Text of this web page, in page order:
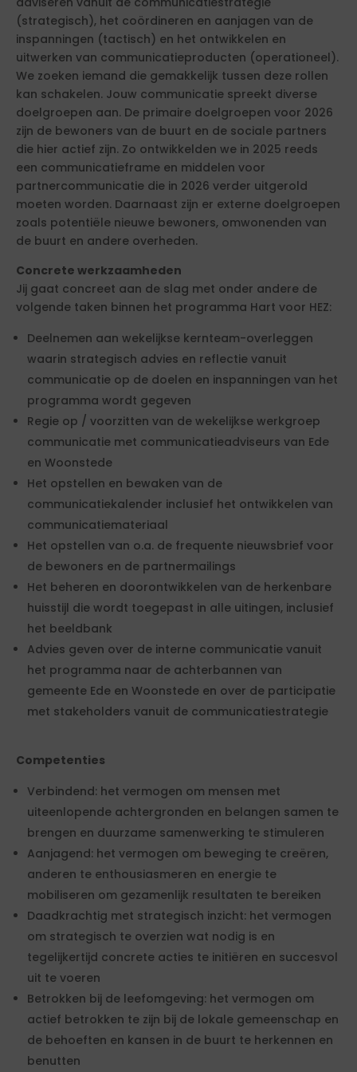
(strategisch), het coördineren en aanjagen van de
inspanningen (tactisch) en het ontwikkelen en
uitwerken van communicatieproducten (operationeel).
We zoeken iemand die gemakkelijk tussen deze rollen
kan schakelen. Jouw communicatie spreekt diverse
doelgroepen aan. De primaire doelgroepen voor 2026
zijn de bewoners van de buurt en de sociale partners
die hier actief zijn. Zo ontwikkelden we in 2025 reeds
een communicatieframe en middelen voor
partnercommunicatie die in 2026 verder uitgerold
moeten worden. Daarnaast zijn er externe doelgroepen
zoals potentiële nieuwe bewoners, omwonenden van
de buurt en andere overheden.
Concrete werkzaamheden
Jij gaat concreet aan de slag met onder andere de
volgende taken binnen het programma Hart voor HEZ:
Deelnemen aan wekelijkse kernteam-overleggen
waarin strategisch advies en reflectie vanuit
communicatie op de doelen en inspanningen van het
programma wordt gegeven
Regie op / voorzitten van de wekelijkse werkgroep
communicatie met communicatieadviseurs van Ede
en Woonstede
Het opstellen en bewaken van de
communicatiekalender inclusief het ontwikkelen van
communicatiemateriaal
Het opstellen van o.a. de frequente nieuwsbrief voor
de bewoners en de partnermailings
Het beheren en doorontwikkelen van de herkenbare
huisstijl die wordt toegepast in alle uitingen, inclusief
het beeldbank
Advies geven over de interne communicatie vanuit
het programma naar de achterbannen van
gemeente Ede en Woonstede en over de participatie
met stakeholders vanuit de communicatiestrategie
Competenties
Verbindend: het vermogen om mensen met
uiteenlopende achtergronden en belangen samen te
brengen en duurzame samenwerking te stimuleren
Aanjagend: het vermogen om beweging te creëren,
anderen te enthousiasmeren en energie te
mobiliseren om gezamenlijk resultaten te bereiken
Daadkrachtig met strategisch inzicht: het vermogen
om strategisch te overzien wat nodig is en
tegelijkertijd concrete acties te initiëren en succesvol
uit te voeren
Betrokken bij de leefomgeving: het vermogen om
actief betrokken te zijn bij de lokale gemeenschap en
de behoeften en kansen in de buurt te herkennen en
benutten